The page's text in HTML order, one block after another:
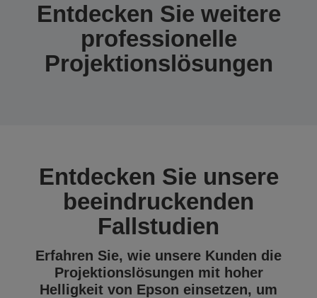
Entdecken Sie weitere
professionelle
Projektionslösungen
Entdecken Sie unsere
beeindruckenden
Fallstudien
Erfahren Sie, wie unsere Kunden die
Projektionslösungen mit hoher
Helligkeit von Epson einsetzen, um